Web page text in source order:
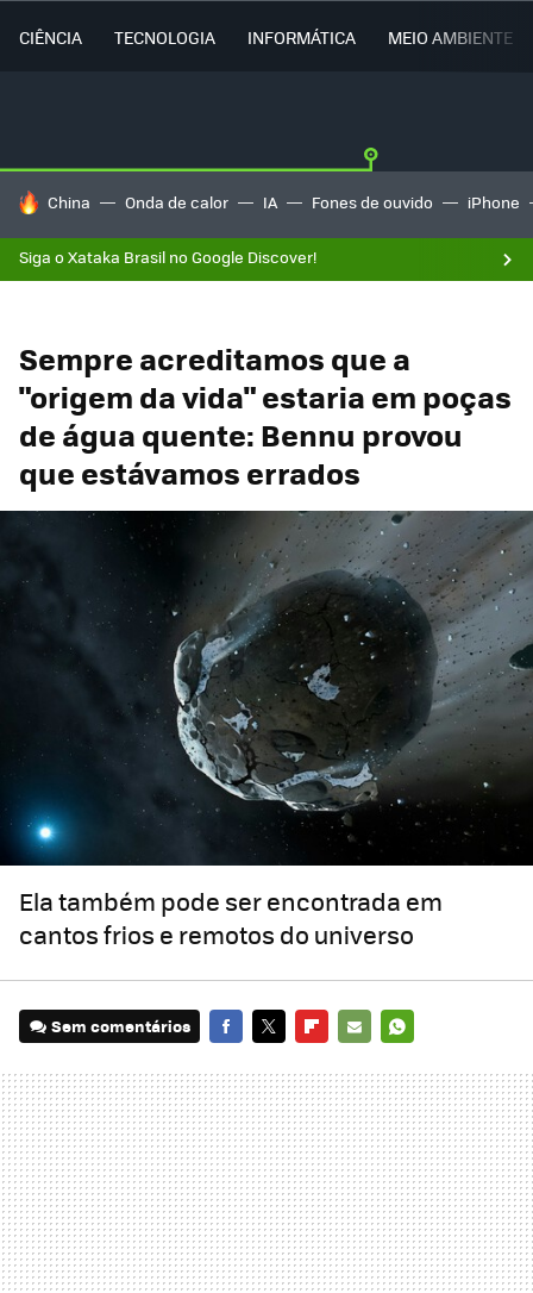
CIÊNCIA TECNOLOGIA INFORMÁTICA MEIO AMBIENTE
TENDÊNCIAS DO DIA
China Onda de calor IA Fones de ouvido iPhone
Siga o Xataka Brasil no Google Discover!
Sempre acreditamos que a
"origem da vida" estaria em poças
de água quente: Bennu provou
que estávamos errados
Ela também pode ser encontrada em
cantos frios e remotos do universo
Sem comentários
MAIL